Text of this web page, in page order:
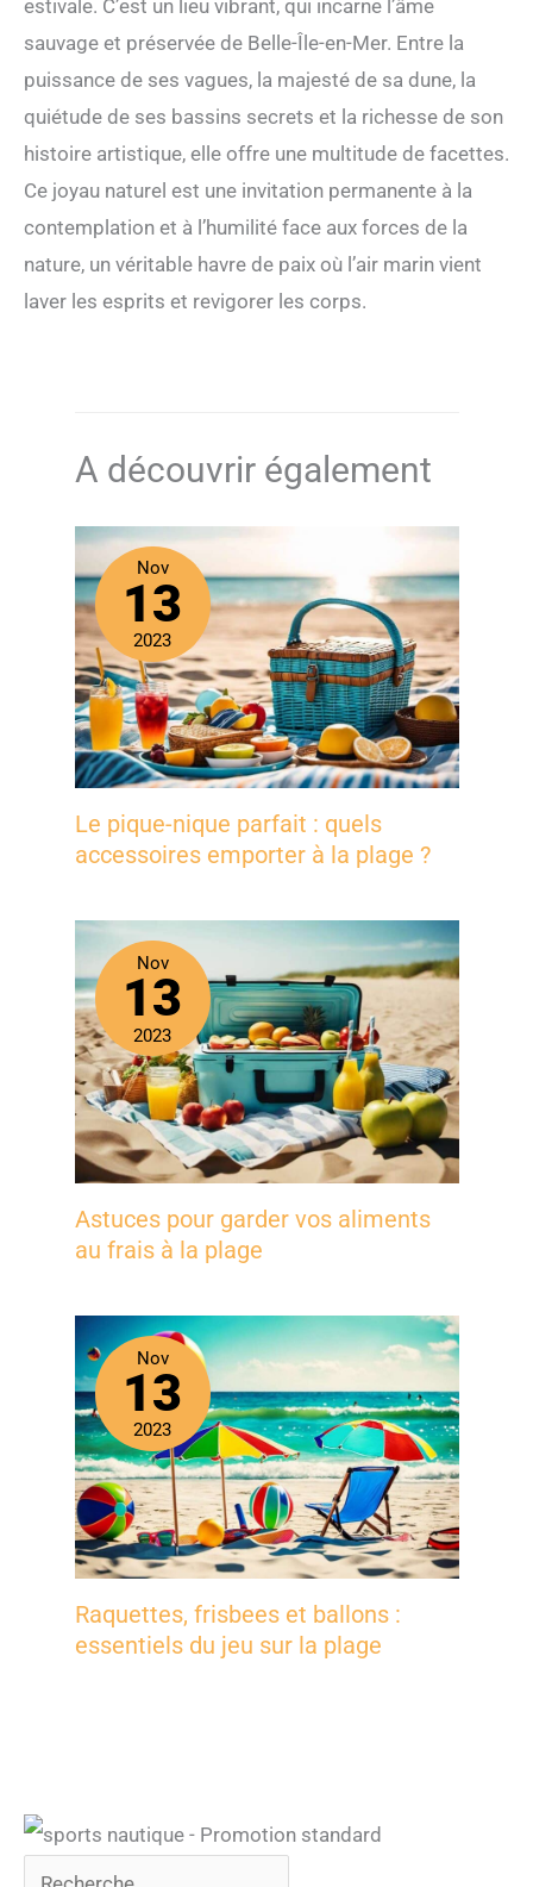
estivale. C’est un lieu vibrant, qui incarne l’âme
sauvage et préservée de Belle-Île-en-Mer. Entre la
puissance de ses vagues, la majesté de sa dune, la
quiétude de ses bassins secrets et la richesse de son
histoire artistique, elle offre une multitude de facettes.
Ce joyau naturel est une invitation permanente à la
contemplation et à l’humilité face aux forces de la
nature, un véritable havre de paix où l’air marin vient
laver les esprits et revigorer les corps.
A découvrir également
Nov
13
2023
Le pique-nique parfait : quels
accessoires emporter à la plage ?
Nov
13
2023
Astuces pour garder vos aliments
au frais à la plage
Nov
13
2023
Raquettes, frisbees et ballons :
essentiels du jeu sur la plage